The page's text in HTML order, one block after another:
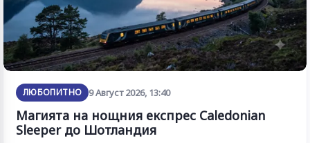
ЛЮБОПИТНО 9 Август 2026, 13:40
Магията на нощния експрес Caledonian
Sleeper до Шотландия